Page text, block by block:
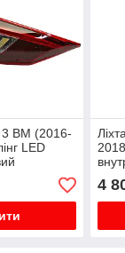
3 BM (2016-
LED
4